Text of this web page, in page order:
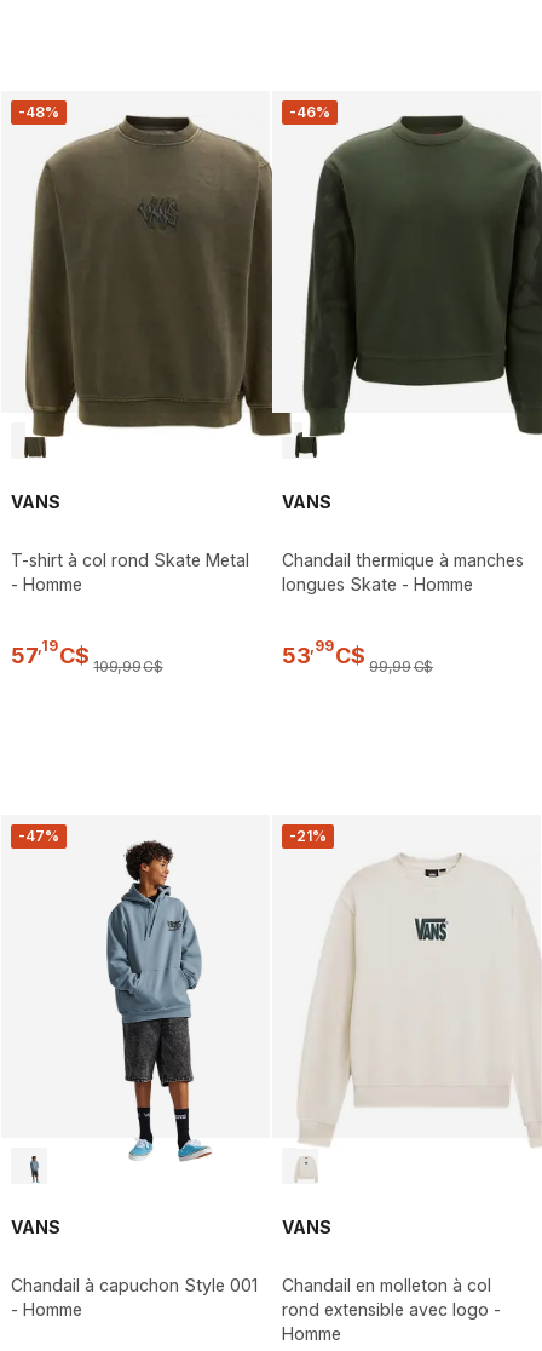
-48%
VANS
T-shirt à col rond Skate Metal
- Homme
57,19C$ 109,99C$
-46%
VANS
Chandail thermique à manches
longues Skate - Homme
53,99C$ 99,99C$
-47%
VANS
Chandail à capuchon Style 001
- Homme
-21%
VANS
Chandail en molleton à col
rond extensible avec logo -
Homme